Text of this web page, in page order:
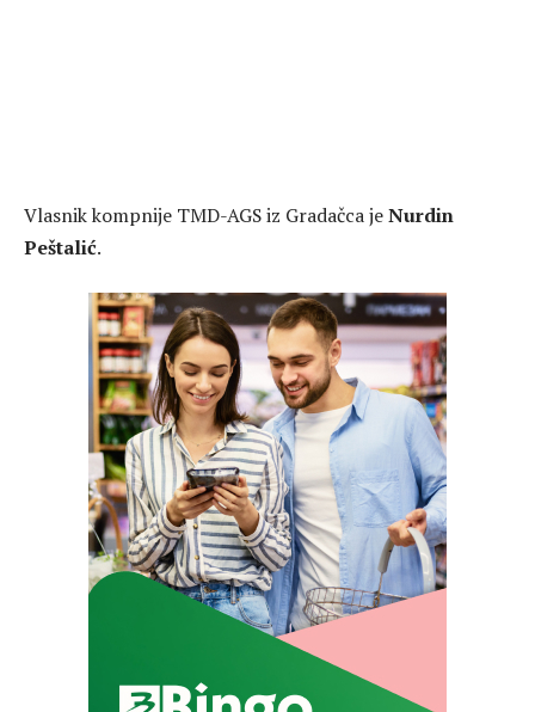
Vlasnik kompnije TMD-AGS iz Gradačca jeNurdin
Peštalić.